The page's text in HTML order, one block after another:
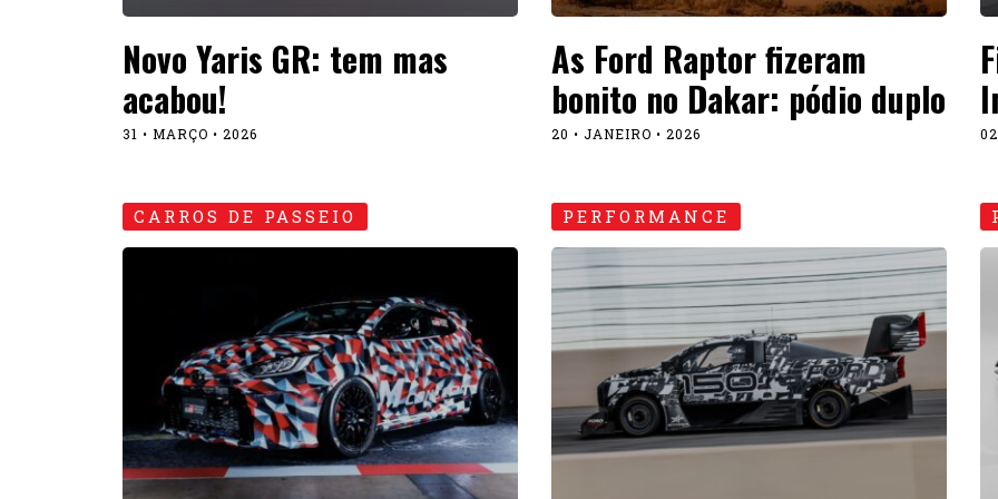
Novo Yaris GR: tem mas
acabou!
31 • MARÇO • 2026
As Ford Raptor fizeram
bonito no Dakar: pódio duplo
20 • JANEIRO • 2026
CARROS DE PASSEIO PERFORMANCE